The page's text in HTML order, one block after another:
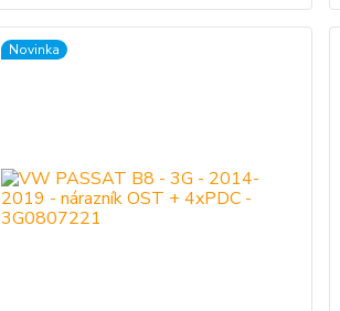
Novinka